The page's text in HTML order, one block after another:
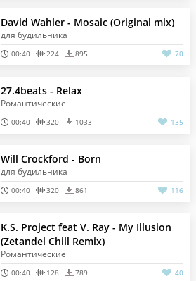
David Wahler - Mosaic (Original mix)
для будильника
00:40 224 895 70
27.4beats - Relax
Романтические
00:40 320 1033 135
Will Crockford - Born
для будильника
00:40 320 861 116
K.S. Project feat V. Ray - My Illusion
(Zetandel Chill Remix)
Романтические
00:40 128 789 40